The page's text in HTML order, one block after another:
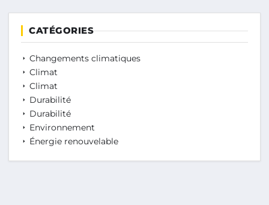
CATÉGORIES
Changements climatiques
Climat
Climat
Durabilité
Durabilité
Environnement
Énergie renouvelable